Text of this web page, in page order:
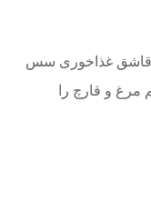
قاشق غذاخوری سس
و قارچ را